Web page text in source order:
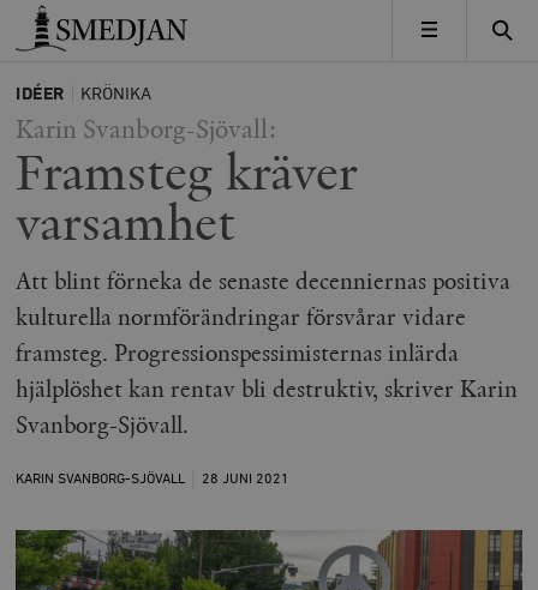
Timbro
MENY
IDÉER KRÖNIKA
Karin Svanborg-Sjövall:
Framsteg kräver
varsamhet
Att blint förneka de senaste decenniernas positiva
kulturella normförändringar försvårar vidare
framsteg. Progressionspessimisternas inlärda
hjälplöshet kan rentav bli destruktiv, skriver Karin
Svanborg-Sjövall.
KARIN SVANBORG-SJÖVALL 28 JUNI 2021